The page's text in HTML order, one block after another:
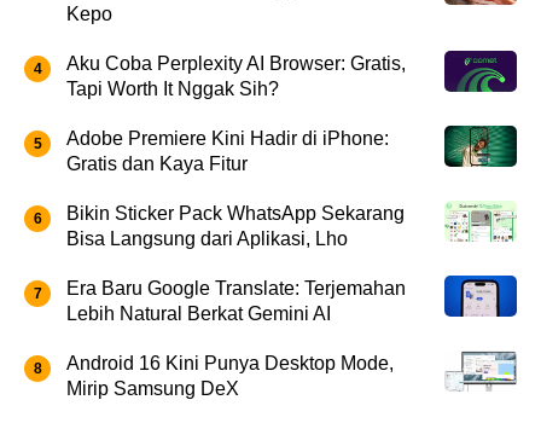
Kepo
Aku Coba Perplexity AI Browser: Gratis,
Tapi Worth It Nggak Sih?
Adobe Premiere Kini Hadir di iPhone:
Gratis dan Kaya Fitur
Bikin Sticker Pack WhatsApp Sekarang
Bisa Langsung dari Aplikasi, Lho
Era Baru Google Translate: Terjemahan
Lebih Natural Berkat Gemini AI
Android 16 Kini Punya Desktop Mode,
Mirip Samsung DeX